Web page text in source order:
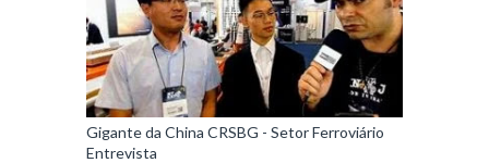
Gigante da China CRSBG - Setor Ferroviário
Entrevista